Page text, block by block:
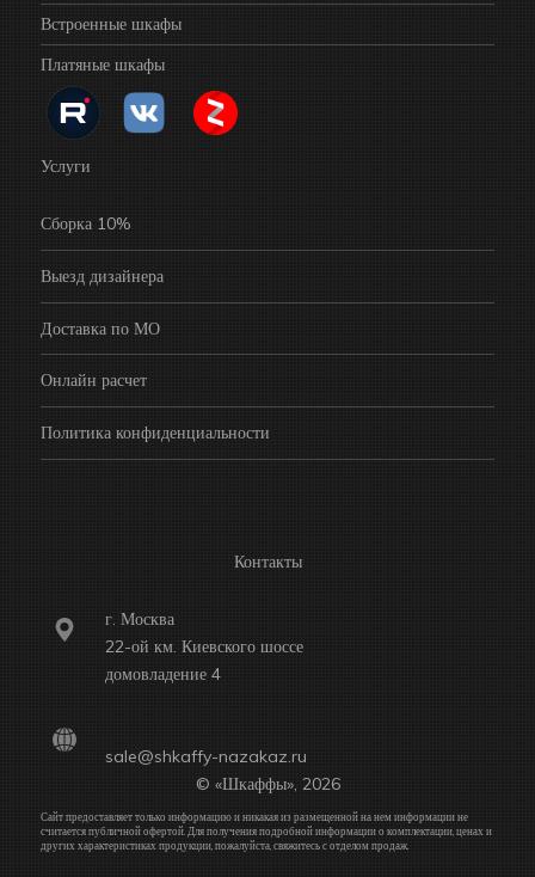
Встроенные шкафы
Платяные шкафы
Услуги
Сборка 10%
Выезд дизайнера
Доставка по МО
Онлайн расчет
Политика конфиденциальности
Контакты
г. Москва
22-ой км. Киевского шоссе
домовладение 4
sale@shkaffy-nazakaz.ru
© «Шкаффы», 2026
Сайт предоставляет только информацию и никакая из размещенной на нем информации не
считается публичной офертой. Для получения подробной информации о комплектации, ценах и
других характеристиках продукции, пожалуйста, свяжитесь с отделом продаж.